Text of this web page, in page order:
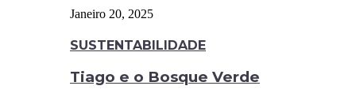
Janeiro 20, 2025
SUSTENTABILIDADE
Tiago e o Bosque Verde